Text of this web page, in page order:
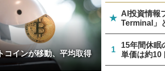
コインが移動、平均取得
★
AI投資情報
Terminal」
1
15年間休眠
単価は約10